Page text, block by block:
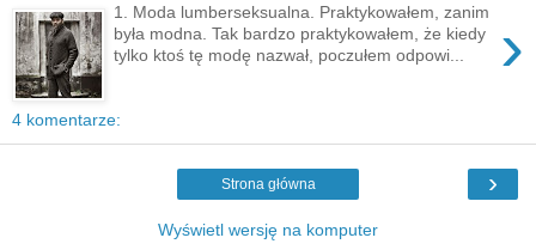
›
1. Moda lumberseksualna. Praktykowałem, zanim
była modna. Tak bardzo praktykowałem, że kiedy
tylko ktoś tę modę nazwał, poczułem odpowi...
4 komentarze:
›
Strona główna
Wyświetl wersję na komputer